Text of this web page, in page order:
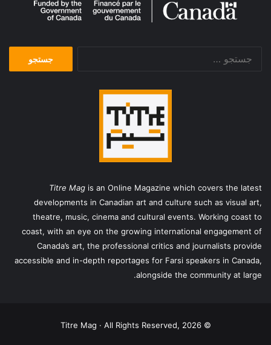
Titre Mag is an Online Magazine which covers the latest
developments in Canadian art and culture such as visual art,
theatre, music, cinema and cultural events. Working coast to
coast, with an eye on the growing international engagement of
Canada’s art, the professional critics and journalists provide
accessible and in-depth reportages for Farsi speakers in Canada,
alongside the community at large.
© Titre Mag · All Rights Reserved, 2026